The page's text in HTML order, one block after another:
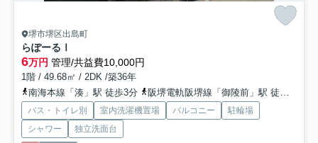
堺市堺区出島町
らぽーるⅠ
6万円 管理/共益費10,000円
1階 / 49.68㎡ / 2DK /築36年
南海本線「湊」駅 徒歩3分
阪堺電軌阪堺線「御陵前」駅 徒歩8分
バス・トイレ別 室内洗濯機置場 バルコニー
駐輪場
シャワー
独立洗面台